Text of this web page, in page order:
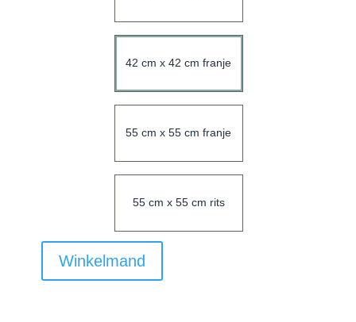
42 cm x 42 cm franje
55 cm x 55 cm franje
55 cm x 55 cm rits
Winkelmand